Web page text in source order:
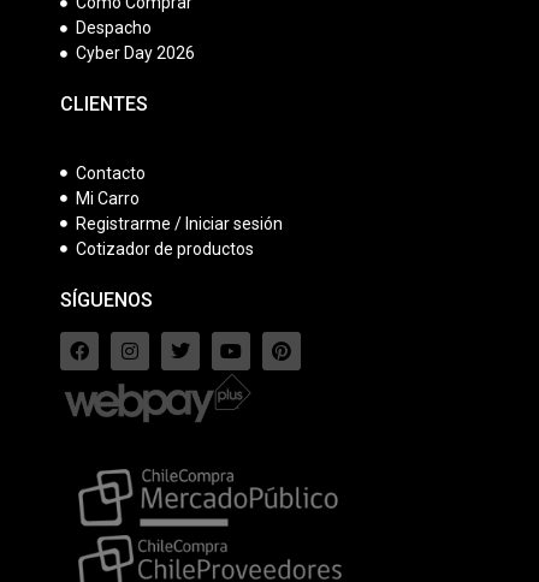
Despacho
Cyber Day 2026
CLIENTES
Contacto
Mi Carro
Registrarme / Iniciar sesión
Cotizador de productos
SÍGUENOS